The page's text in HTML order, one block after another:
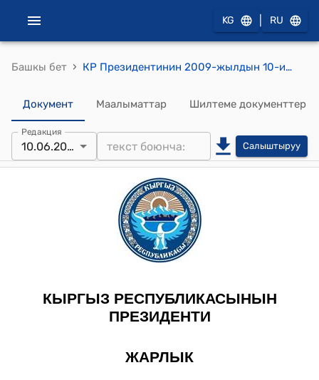
KG RU
Башкы бет › КР Президентинин 2009-жылдын 10-июнундагы ПЖ № 269 "В.А.Серовду, А.К.Кулматовду мамлекеттик сыйлыктар менен сыйлоо жөнүндө"жарлыгы
Документ Маалыматтар Шилтеме документтер
Редакция
10.06.2009 Салыштыруу